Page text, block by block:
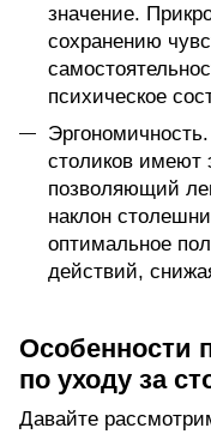
значение.
сохранению
психическое
столиков имеют
позволяющий
наклон
оптимальное
действий,
Особенности
по уходу за
Давайте